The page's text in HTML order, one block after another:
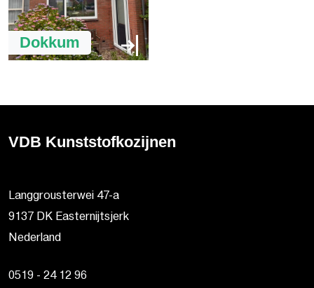
Dokkum
VDB Kunststofkozijnen
Langgrousterwei 47-a
9137 DK Easternijtsjerk
Nederland
0519 - 24 12 96